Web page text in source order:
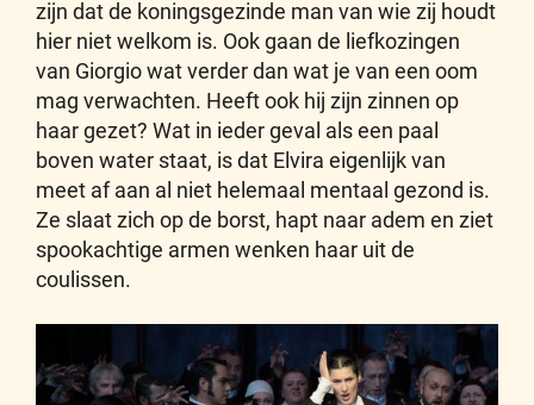
zijn dat de koningsgezinde man van wie zij houdt
hier niet welkom is. Ook gaan de liefkozingen
van Giorgio wat verder dan wat je van een oom
mag verwachten. Heeft ook hij zijn zinnen op
haar gezet? Wat in ieder geval als een paal
boven water staat, is dat Elvira eigenlijk van
meet af aan al niet helemaal mentaal gezond is.
Ze slaat zich op de borst, hapt naar adem en ziet
spookachtige armen wenken haar uit de
coulissen.